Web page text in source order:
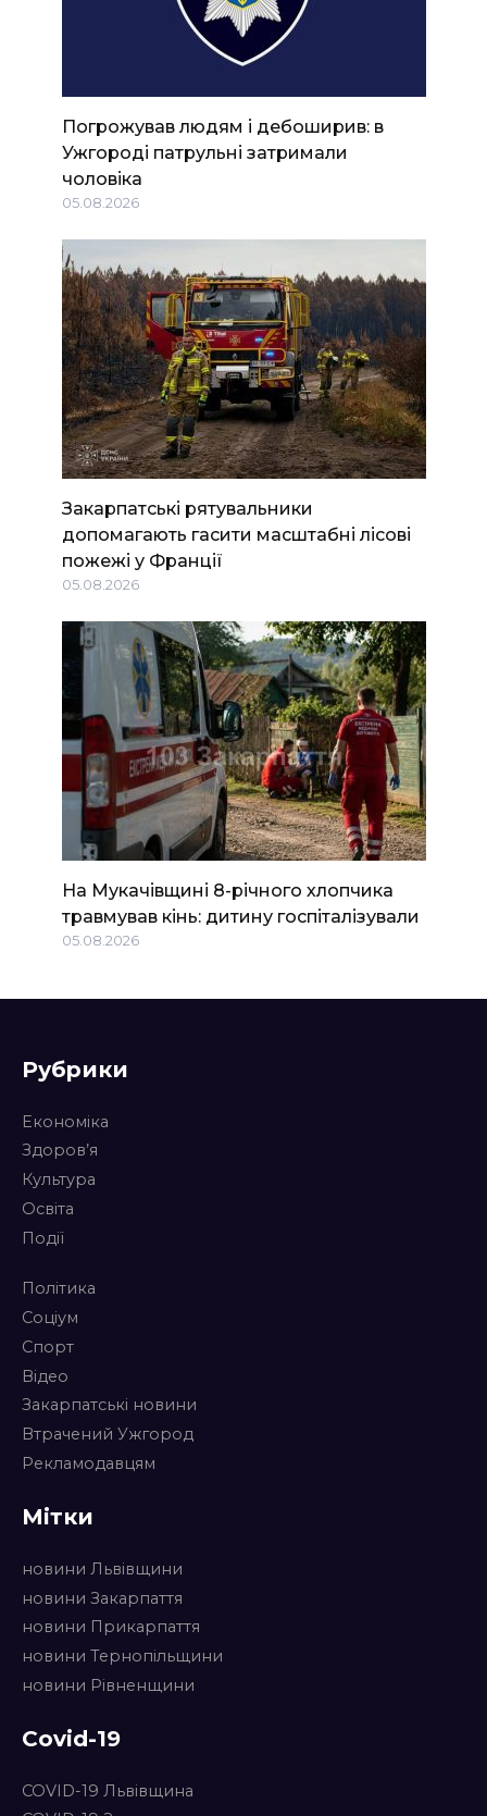
Погрожував людям і дебоширив: в
Ужгороді патрульні затримали
чоловіка
05.08.2026
Закарпатські рятувальники
допомагають гасити масштабні лісові
пожежі у Франції
05.08.2026
На Мукачівщині 8-річного хлопчика
травмував кінь: дитину госпіталізували
05.08.2026
Рубрики
Економіка
Здоров’я
Культура
Освіта
Події
Політика
Соціум
Спорт
Відео
Закарпатські новини
Втрачений Ужгород
Рекламодавцям
Мітки
новини Львівщини
новини Закарпаття
новини Прикарпаття
новини Тернопільщини
новини Рівненщини
Covid-19
COVID-19 Львівщина